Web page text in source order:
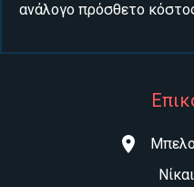
ανάλογο πρόσθετο